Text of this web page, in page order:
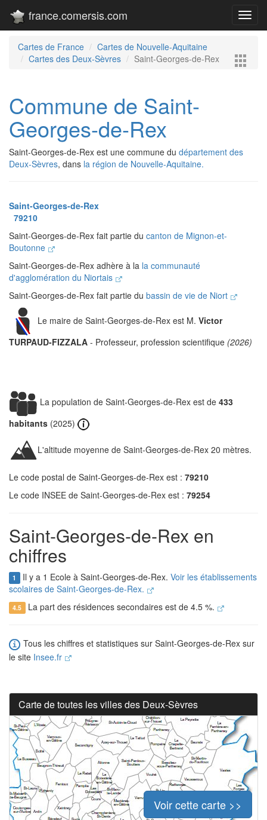
france.comersis.com
Cartes de France
Cartes de Nouvelle-Aquitaine
Cartes des Deux-Sèvres
Saint-Georges-de-Rex
Commune de Saint-
Georges-de-Rex
Saint-Georges-de-Rex est une commune du département des
Deux-Sèvres, dans la région de Nouvelle-Aquitaine.
Saint-Georges-de-Rex
79210
Saint-Georges-de-Rex fait partie du canton de Mignon-et-
Boutonne
Saint-Georges-de-Rex adhère à la la communauté
d'agglomération du Niortais
Saint-Georges-de-Rex fait partie du bassin de vie de Niort
Le maire de Saint-Georges-de-Rex est M. Victor
TURPAUD-FIZZALA - Professeur, profession scientifique (2026)
La population de Saint-Georges-de-Rex est de 433
habitants (2025)
L'altitude moyenne de Saint-Georges-de-Rex 20 mètres.
Le code postal de Saint-Georges-de-Rex est : 79210
Le code INSEE de Saint-Georges-de-Rex est : 79254
Saint-Georges-de-Rex en
chiffres
1 Il y a 1 Ecole à Saint-Georges-de-Rex. Voir les établissements
scolaires de Saint-Georges-de-Rex.
4.5 La part des résidences secondaires est de 4.5 %.
Tous les chiffres et statistiques sur Saint-Georges-de-Rex sur
le site Insee.fr
Carte de toutes les villes des Deux-Sèvres
Voir cette carte >>